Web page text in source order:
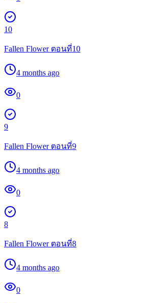
10
Fallen Flower ตอนที่10
4 months ago
0
9
Fallen Flower ตอนที่9
4 months ago
0
8
Fallen Flower ตอนที่8
4 months ago
0